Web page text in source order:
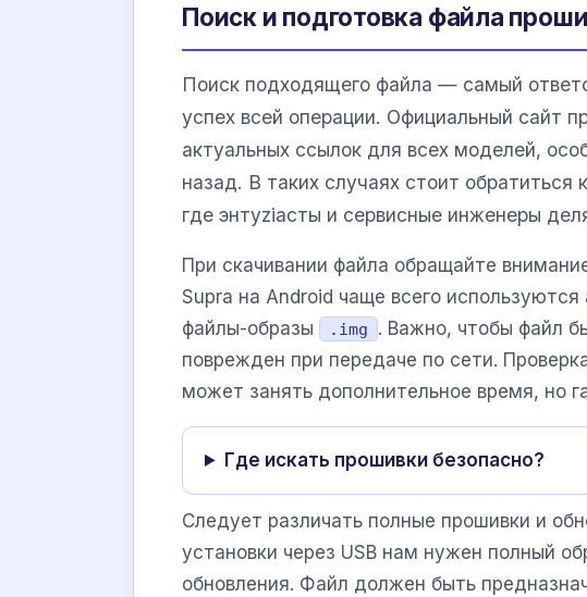
Поиск и подготовка файла
Поиск подходящего файла — самый
успех всей операции. Официальный сайт
актуальных ссылок для всех моделей,
назад. В таких случаях стоит
где энтуziасты и сервисные инженеры
При скачивании файла обращайте
Supra на Android чаще всего
файлы-образы
.img
. Важно, чтобы файл
поврежден при передаче по сети.
может занять дополнительное время, но
Где искать прошивки безопасно?
Следует различать полные прошивки и
установки через USB нам нужен полный
обновления. Файл должен быть